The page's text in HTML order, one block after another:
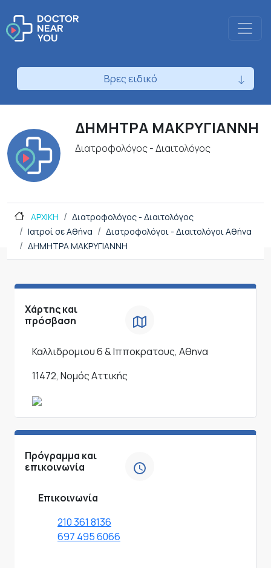
Βρες ειδικό
ΔΗΜΗΤΡΑ ΜΑΚΡΥΓΙΑΝΝΗ
Διατροφολόγος - Διαιτολόγος
ΑΡΧΙΚΗ
Διατροφολόγος - Διαιτολόγος
Ιατροί σε Αθήνα
Διατροφολόγοι - Διαιτολόγοι Αθήνα
ΔΗΜΗΤΡΑ ΜΑΚΡΥΓΙΑΝΝΗ
Χάρτης και
πρόσβαση
Καλλιδρομιου 6 & Ιπποκρατους, Αθηνα
11472, Νομός Αττικής
Πρόγραμμα και
επικοινωνία
Επικοινωνία
210 361 8136
697 495 6066